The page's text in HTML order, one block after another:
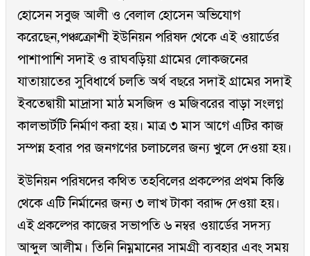
হোসেন সবুজ আলী ও বেলাল হোসেন অভিযোগ
করেছেন,পঞ্চক্রোশী ইউনিয়ন পরিষদ থেকে এই ওয়ার্ডের
পাশাপাশি সদাই ও রাঘবড়িয়া গ্রামের লোকজনের
যাতায়াতের সুবিধার্থে চলতি অর্থ বছরে সদাই গ্রামের সদাই
ইবতেদ্বায়ী মাদ্রাসা মাঠ মসজিদ ও মজিবরের বাড়া সংলগ্ন
কালভার্টটি নির্মাণ করা হয়। মাত্র ৩ মাস আগে এটির কাজ
সম্পন্ন হবার পর জনগণের চলাচলের জন্য খুলে দেওয়া হয়।
ইউনিয়ন পরিষদের কথিত তহবিলের প্রকল্পের প্রথম কিস্তি
থেকে এটি নির্মানের জন্য ৩ লাখ টাকা বরাদ্দ দেওয়া হয়।
এই প্রকল্পের কাজের সভাপতি ৬ নম্বর ওয়ার্ডের সদস্য
আব্দুল আলীম। তিনি নিম্নমানের সামগ্রী ব্যবহার এবং সময়